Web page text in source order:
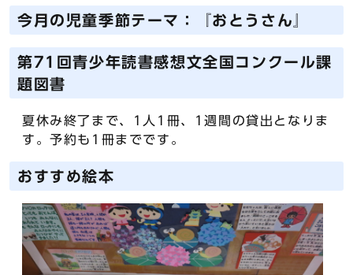
今月の児童季節テーマ：『おとうさん』
第71回青少年読書感想文全国コンクール課
題図書
夏休み終了まで、1人1冊、1週間の貸出となりま
す。予約も1冊までです。
おすすめ絵本